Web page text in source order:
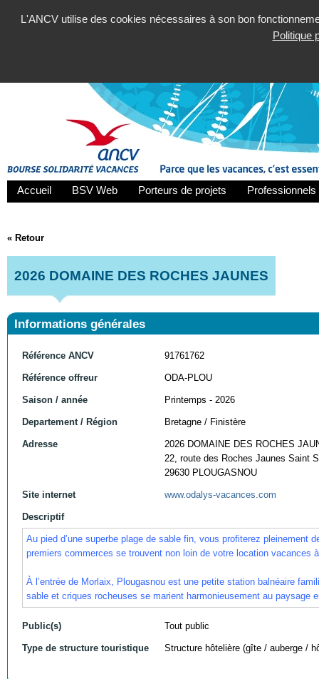
L'ANCV utilise des cookies nécessaires à son bon
Politique
Accueil BSV Web Porteurs de projets
« Retour
2026 DOMAINE DES ROCHES JAUNES
Informations générales
Référence ANCV 91761762
Référence offreur ODA-PLOU
Saison / année Printemps - 2026
Departement / Région Bretagne / Finistère
Adresse
2026 DOMAINE DES ROCHES
22, route des Roches Jaunes Saint
29630 PLOUGASNOU
Site internet www.odalys-vacances.com
Descriptif
Au pied d’une superbe plage de sable fin, vous profiterez
premiers commerces se trouvent non loin de votre location vacances
À l’entrée de Morlaix, Plougasnou est une petite station balnéaire
sable et criques rocheuses se marient harmonieusement au paysage
Public(s) Tout public
Type de structure touristique Structure hôtelière (gîte / auberge /